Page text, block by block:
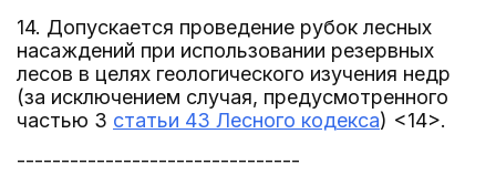
14. Допускается проведение рубок лесных
насаждений при использовании резервных
лесов в целях геологического изучения недр
(за исключением случая, предусмотренного
частью 3 статьи 43 Лесного кодекса) <14>.
--------------------------------